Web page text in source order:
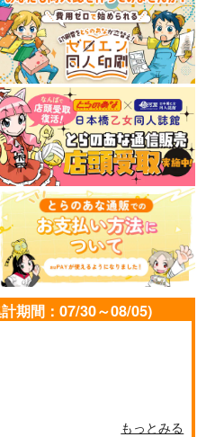
期間：07/30～08/05)
もっとみる